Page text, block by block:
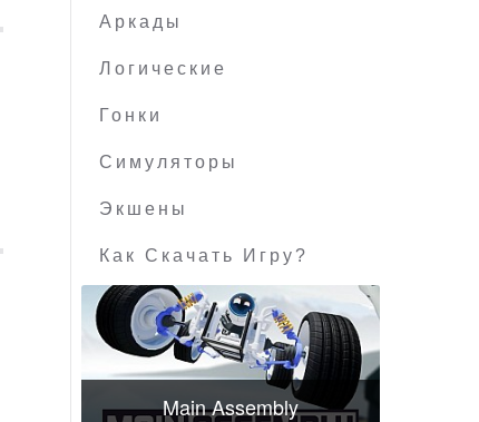
Аркады
Логические
Гонки
Симуляторы
Экшены
Как Скачать Игру?
Main Assembly